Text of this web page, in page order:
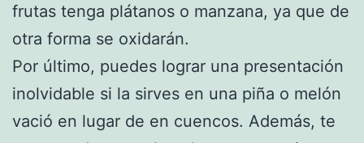
frutas tenga plátanos o manzana, ya que de
otra forma se oxidarán.
Por último, puedes lograr una presentación
inolvidable si la sirves en una piña o melón
vació en lugar de en cuencos. Además, te